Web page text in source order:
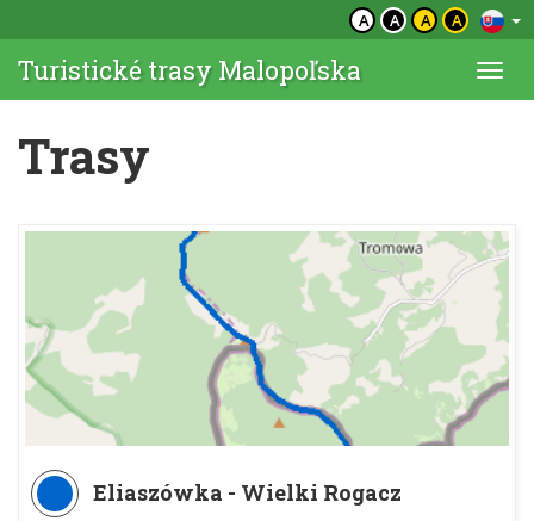
A A A A
Turistické trasy Malopoľska
Trasy
Eliaszówka - Wielki Rogacz